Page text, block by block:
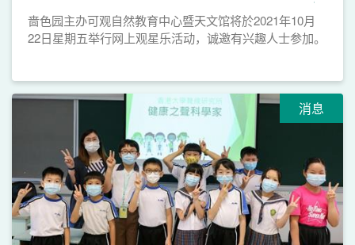
啬色园主办可观自然教育中心暨天文馆将於2021年10月
22日星期五举行网上观星乐活动，诚邀有兴趣人士参加。
消息